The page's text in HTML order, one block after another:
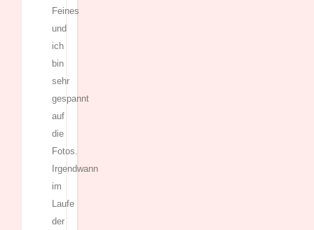
Feines
und
ich
bin
sehr
gespannt
auf
die
Fotos.
Irgendwann
im
Laufe
der